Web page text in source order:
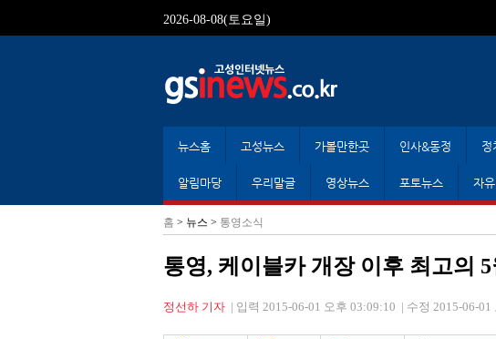
2026-08-08(토요일)
뉴스홈 고성뉴스 가볼만한곳 인사&동정 정
알림마당 우리말글 영상뉴스 포토뉴스 자
홈 > 뉴스 > 통영소식
통영, 케이블카 개장 이후 최고의
정선하 기자 입력 2015-06-01 오후 03:09:10 수정 2015-06-01